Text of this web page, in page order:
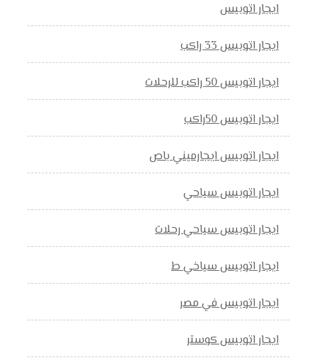
ايجار اتوبيس
ايجار اتوبيس 33 راكب
ايجار اتوبيس 50 راكب للرحلات
ايجار اتوبيس 50راكب
ايجار اتوبيس ايجارميني باص
ايجار اتوبيس سياحي
ايجار اتوبيس سياحي رحلات
ايجار اتوبيس سياخي ط
ايجار اتوبيس في مصر
ايجار اتوبيس كوستر